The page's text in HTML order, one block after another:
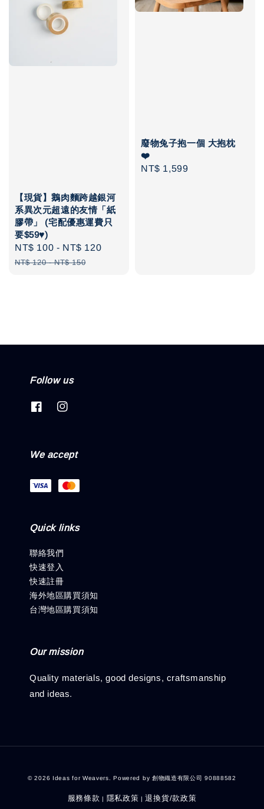
【現貨】鵝肉麵跨越銀河
系異次元超遠的友情「紙
膠帶」 (宅配優惠運費只
要$59♥️)
Sale
price
NT$ 100 - NT$ 120
NT$ 120-NT$ 150
廢物兔子抱一個 大抱枕
❤️
Regular
NT$ 1,599
Follow us
We accept
Quick links
聯絡我們
快速登入
快速註冊
海外地區購買須知
台灣地區購買須知
Our mission
Quality materials, good designs, craftsmanship
and ideas.
© 2026 Ideas for Weavers. Powered by 創物織造有限公司 90888582
服務條款 | 隱私政策 |退換貨/款政策